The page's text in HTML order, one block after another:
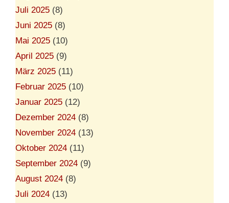
Juli 2025 (8)
Juni 2025 (8)
Mai 2025 (10)
April 2025 (9)
März 2025 (11)
Februar 2025 (10)
Januar 2025 (12)
Dezember 2024 (8)
November 2024 (13)
Oktober 2024 (11)
September 2024 (9)
August 2024 (8)
Juli 2024 (13)